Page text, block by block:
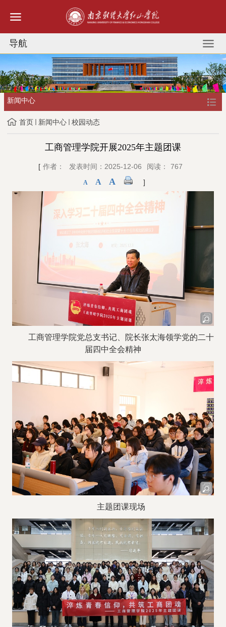
导航
新闻中心
首页 新闻中心 校园动态
工商管理学院开展2025年主题团课
[ 作者： 发表时间：2025-12-06 阅读： 767
A A A ]
工商管理学院党总支书记、院长张太海领学党的二十
届四中全会精神
主题团课现场